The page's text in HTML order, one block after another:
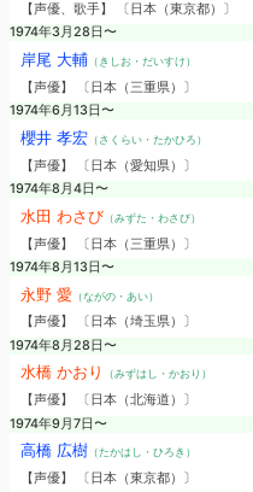
【声優、歌手】 〔日本（東京都）〕
1974年3月28日〜
岸尾 大輔 （きしお・だいすけ）
【声優】 〔日本（三重県）〕
1974年6月13日〜
櫻井 孝宏（さくらい・たかひろ）
【声優】 〔日本（愛知県）〕
1974年8月4日〜
水田 わさび （みずた・わさび）
【声優】 〔日本（三重県）〕
1974年8月13日〜
永野 愛（ながの・あい）
【声優】 〔日本（埼玉県）〕
1974年8月28日〜
水橋 かおり （みずはし・かおり）
【声優】 〔日本（北海道）〕
1974年9月7日〜
高橋 広樹（たかはし・ひろき）
【声優】 〔日本（東京都）〕